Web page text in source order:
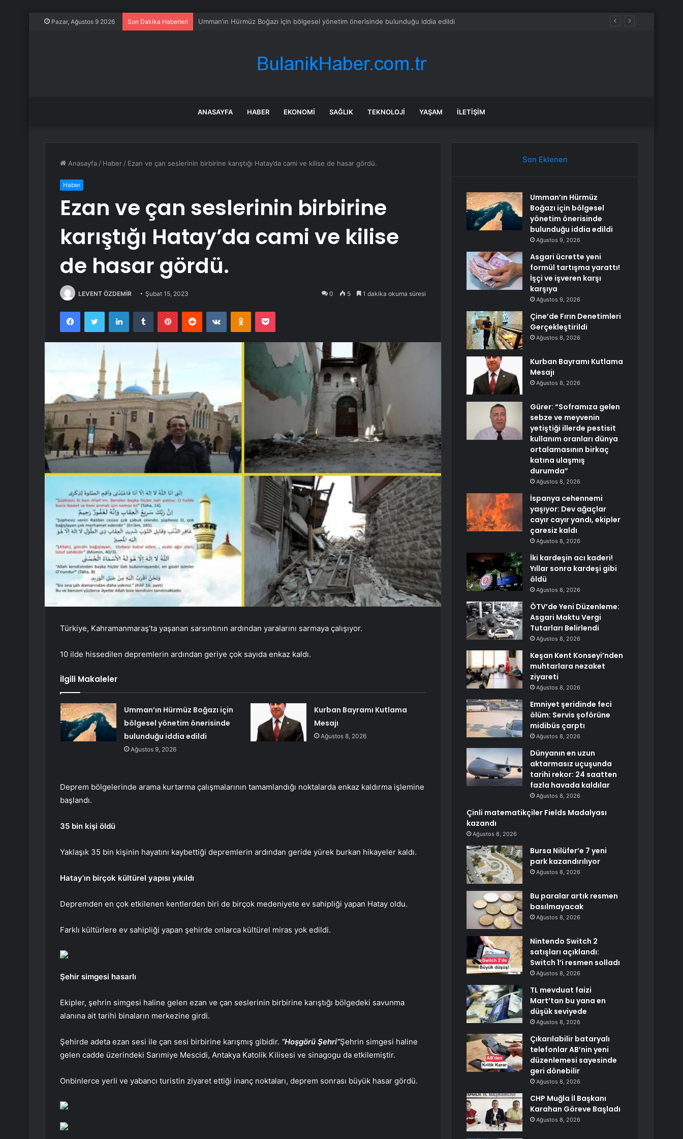
Pazar, Ağustos 9 2026 Son Dakika Haberleri Asgari ücrette yeni formül tartışma yarattı! İşçi ve işveren karşı karşıya
ANASAYFA HABER EKONOMI SAĞLIK TEKNOLOJI YAŞAM İLETIŞIM
Anasayfa / Haber / Ezan ve çan seslerinin birbirine karıştığı Hatay’da cami ve kilise de hasar gördü.
Haber
Ezan ve çan seslerinin birbirine
karıştığı Hatay’da cami ve kilise
de hasar gördü.
LEVENT ÖZDEMİR Şubat 15, 2023 0 5 1 dakika okuma süresi
FacebookTwitter LinkedInTumblr PinterestReddit VKontakteOdnoklassniki
Pocket
Türkiye, Kahramanmaraş’ta yaşanan sarsıntının ardından yaralarını sarmaya çalışıyor.
10 ilde hissedilen depremlerin ardından geriye çok sayıda enkaz kaldı.
İlgili Makaleler
Umman’ın Hürmüz Boğazı için
bölgesel yönetim önerisinde
bulunduğu iddia edildi
Ağustos 9, 2026
Kurban Bayramı Kutlama
Mesajı
Ağustos 8, 2026
Deprem bölgelerinde arama kurtarma çalışmalarının tamamlandığı noktalarda enkaz kaldırma işlemine
başlandı.
35 bin kişi öldü
Yaklaşık 35 bin kişinin hayatını kaybettiği depremlerin ardından geride yürek burkan hikayeler kaldı.
Hatay’ın birçok kültürel yapısı yıkıldı
Depremden en çok etkilenen kentlerden biri de birçok medeniyete ev sahipliği yapan Hatay oldu.
Farklı kültürlere ev sahipliği yapan şehirde onlarca kültürel miras yok edildi.
Şehir simgesi hasarlı
Ekipler, şehrin simgesi haline gelen ezan ve çan seslerinin birbirine karıştığı bölgedeki savunma
alanına ait tarihi binaların merkezine girdi.
Şehirde adeta ezan sesi ile çan sesi birbirine karışmış gibidir. “Hoşgörü Şehri”Şehrin simgesi haline
gelen cadde üzerindeki Sarımiye Mescidi, Antakya Katolik Kilisesi ve sinagogu da etkilemiştir.
Onbinlerce yerli ve yabancı turistin ziyaret ettiği inanç noktaları, deprem sonrası büyük hasar gördü.
Son Eklenen
Umman’ın Hürmüz
Boğazı için bölgesel
yönetim önerisinde
bulunduğu iddia edildi
Ağustos 9, 2026
Asgari ücrette yeni
formül tartışma yarattı!
İşçi ve işveren karşı
karşıya
Ağustos 9, 2026
Çine’de Fırın Denetimleri
Gerçekleştirildi
Ağustos 8, 2026
Kurban Bayramı Kutlama
Mesajı
Ağustos 8, 2026
Gürer: “Soframıza gelen
sebze ve meyvenin
yetiştiği illerde pestisit
kullanım oranları dünya
ortalamasının birkaç
katına ulaşmış
durumda”
Ağustos 8, 2026
İspanya cehennemi
yaşıyor: Dev ağaçlar
cayır cayır yandı, ekipler
çaresiz kaldı
Ağustos 8, 2026
İki kardeşin acı kaderi!
Yıllar sonra kardeşi gibi
öldü
Ağustos 8, 2026
ÖTV’de Yeni Düzenleme:
Asgari Maktu Vergi
Tutarları Belirlendi
Ağustos 8, 2026
Keşan Kent Konseyi’nden
muhtarlara nezaket
ziyareti
Ağustos 8, 2026
Emniyet şeridinde feci
ölüm: Servis şoförüne
midibüs çarptı
Ağustos 8, 2026
Dünyanın en uzun
aktarmasız uçuşunda
tarihi rekor: 24 saatten
fazla havada kaldılar
Ağustos 8, 2026
Çinli matematikçiler Fields Madalyası
kazandı
Ağustos 8, 2026
Bursa Nilüfer’e 7 yeni
park kazandırılıyor
Ağustos 8, 2026
Bu paralar artık resmen
basılmayacak
Ağustos 8, 2026
Nintendo Switch 2
satışları açıklandı:
Switch 1’i resmen solladı
Ağustos 8, 2026
TL mevduat faizi
Mart’tan bu yana en
düşük seviyede
Ağustos 8, 2026
Çıkarılabilir bataryalı
telefonlar AB’nin yeni
düzenlemesi sayesinde
geri dönebilir
Ağustos 8, 2026
CHP Muğla İl Başkanı
Karahan Göreve Başladı
Ağustos 8, 2026